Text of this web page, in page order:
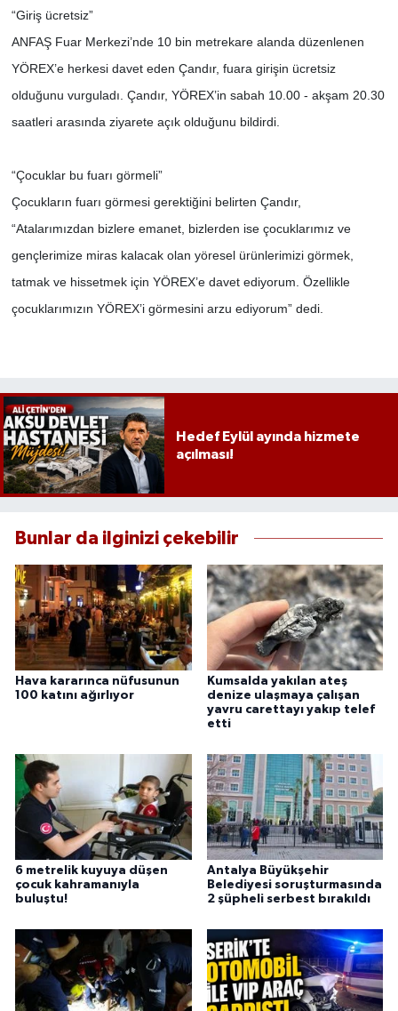
“Giriş ücretsiz”
ANFAŞ Fuar Merkezi’nde 10 bin metrekare alanda düzenlenen
YÖREX’e herkesi davet eden Çandır, fuara girişin ücretsiz
olduğunu vurguladı. Çandır, YÖREX’in sabah 10.00 - akşam 20.30
saatleri arasında ziyarete açık olduğunu bildirdi.
“Çocuklar bu fuarı görmeli”
Çocukların fuarı görmesi gerektiğini belirten Çandır,
“Atalarımızdan bizlere emanet, bizlerden ise çocuklarımız ve
gençlerimize miras kalacak olan yöresel ürünlerimizi görmek,
tatmak ve hissetmek için YÖREX’e davet ediyorum. Özellikle
çocuklarımızın YÖREX’i görmesini arzu ediyorum” dedi.
Hedef Eylül ayında hizmete
açılması!
Bunlar da ilginizi çekebilir
Hava kararınca nüfusunun
100 katını ağırlıyor
Kumsalda yakılan ateş
denize ulaşmaya çalışan
yavru carettayı yakıp telef
etti
6 metrelik kuyuya düşen
çocuk kahramanıyla
buluştu!
Antalya Büyükşehir
Belediyesi soruşturmasında
2 şüpheli serbest bırakıldı